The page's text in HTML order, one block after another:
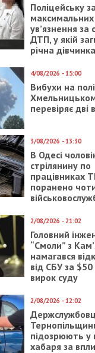
Поліцейську
максимальних
ув’язнення за
ДТП, у якій
річна дівчинка
4/08/2026 - 15:00
Вибухи на
перевіряє дві
3/08/2026 - 13:30
В Одесі
стрілянину по
працівниках
поранено
2/08/2026 - 21:02
Головний
“Смоли” з
намагався
від СБУ за $50
вирок суду
2/08/2026 - 12:02
підозрюють у
хабаря за